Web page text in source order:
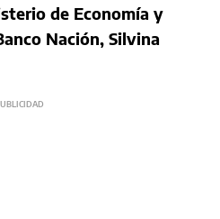
de Economía y
Nación, Silvina